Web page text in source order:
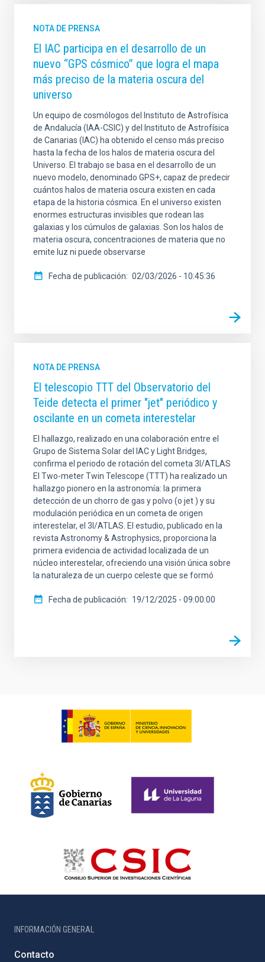
NOTA DE PRENSA
El IAC participa en el desarrollo de un
nuevo “GPS cósmico” que logra el mapa
más preciso de la materia oscura del
universo
Un equipo de cosmólogos del Instituto de Astrofísica
de Andalucía (IAA-CSIC) y del Instituto de Astrofísica
de Canarias (IAC) ha obtenido el censo más preciso
hasta la fecha de los halos de materia oscura del
Universo. El trabajo se basa en el desarrollo de un
nuevo modelo, denominado GPS+, capaz de predecir
cuántos halos de materia oscura existen en cada
etapa de la historia cósmica. En el universo existen
enormes estructuras invisibles que rodean las
galaxias y los cúmulos de galaxias. Son los halos de
materia oscura, concentraciones de materia que no
emite luz ni puede observarse
Fecha de publicación 02/03/2026 - 10:45:36
NOTA DE PRENSA
El telescopio TTT del Observatorio del
Teide detecta el primer "jet" periódico y
oscilante en un cometa interestelar
El hallazgo, realizado en una colaboración entre el
Grupo de Sistema Solar del IAC y Light Bridges,
confirma el periodo de rotación del cometa 3I/ATLAS
El Two-meter Twin Telescope (TTT) ha realizado un
hallazgo pionero en la astronomía: la primera
detección de un chorro de gas y polvo (o jet ) y su
modulación periódica en un cometa de origen
interestelar, el 3I/ATLAS. El estudio, publicado en la
revista Astronomy & Astrophysics, proporciona la
primera evidencia de actividad localizada de un
núcleo interestelar, ofreciendo una visión única sobre
la naturaleza de un cuerpo celeste que se formó
Fecha de publicación 19/12/2025 - 09:00:00
INFORMACIÓN GENERAL
Contacto